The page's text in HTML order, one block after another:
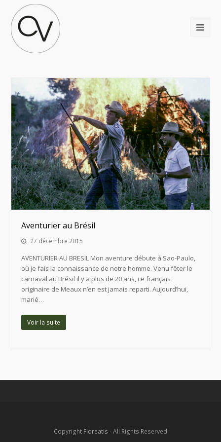
Aventurier au Brésil
27 décembre 2015
AVENTURIER AU BRESIL Mon aventure débute à Sao-Paulo,
où je fais la connaissance de notre homme. Venu fêter le
carnaval au Brésil il y a plus de 20 ans, ce français
originaire de Meaux n’en est jamais reparti. Aujourd’hui,
marié…
Voir la suite
Copyright Floreatis - All Rights Reserved